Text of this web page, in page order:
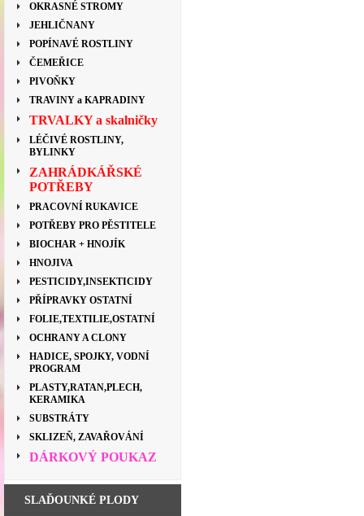
OKRASNÉ STROMY
JEHLIČNANY
POPÍNAVÉ ROSTLINY
ČEMEŘICE
PIVOŇKY
TRAVINY a KAPRADINY
TRVALKY a skalničky
LÉČIVÉ ROSTLINY,
BYLINKY
ZAHRÁDKÁŘSKÉ
POTŘEBY
PRACOVNÍ RUKAVICE
POTŘEBY PRO PĚSTITELE
BIOCHAR + HNOJÍK
HNOJIVA
PESTICIDY,INSEKTICIDY
PŘÍPRAVKY OSTATNÍ
FOLIE,TEXTILIE,OSTATNÍ
OCHRANY A CLONY
HADICE, SPOJKY, VODNÍ
PROGRAM
PLASTY,RATAN,PLECH,
KERAMIKA
SUBSTRÁTY
SKLIZEŇ, ZAVAŘOVÁNÍ
DÁRKOVÝ POUKAZ
SLAĎOUNKÉ PLODY